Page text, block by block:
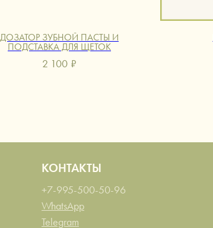
ДОЗАТОР ЗУБНОЙ ПАСТЫ И
ПОДСТАВКА ДЛЯ ЩЕТОК
2 100 ₽
КОНТАКТЫ
+7-995-500-50-96
WhatsApp
Telegram